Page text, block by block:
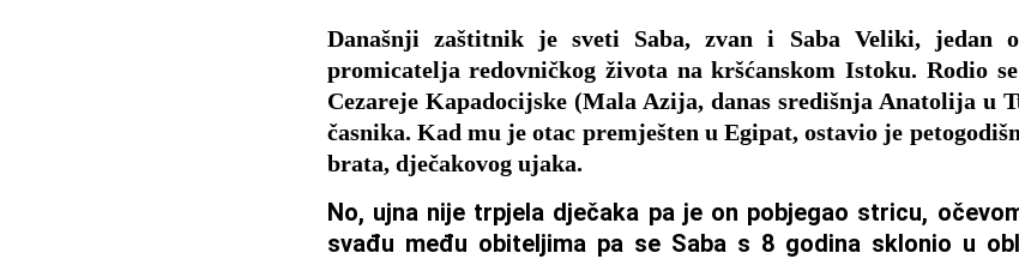
Današnji zaštitnik je sveti Saba, zvan i Saba Veliki, jedan
promicatelja redovničkog života na kršćanskom Istoku. Rodio
Cezareje Kapadocijske (Mala Azija, danas središnja Anatolija u
časnika. Kad mu je otac premješten u Egipat, ostavio je
brata, dječakovog ujaka.
No, ujna nije trpjela dječaka pa je on pobjegao stricu,
svađu među obiteljima pa se Saba s 8 godina sklonio u